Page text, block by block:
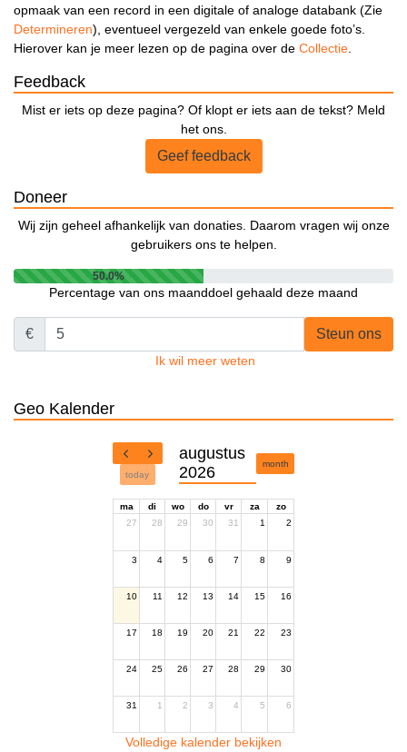
opmaak van een record in een digitale of analoge databank (Zie
Determineren), eventueel vergezeld van enkele goede foto’s.
Hierover kan je meer lezen op de pagina over de Collectie.
Feedback
Mist er iets op deze pagina? Of klopt er iets aan de tekst? Meld
het ons.
Geef feedback
Doneer
Wij zijn geheel afhankelijk van donaties. Daarom vragen wij onze
gebruikers ons te helpen.
50.0%
Percentage van ons maanddoel gehaald deze maand
€ Steun ons
Ik wil meer weten
Geo Kalender
today
augustus
2026
month
ma di wo do vr za
zo
27
28 29 30 31 1 2
3 4 5 6 7 8 9
10 11 12 13 14 15 16
17 18 19 20 21 22 23
24 25 26 27 28 29 30
31 1 2 3 4 5 6
Volledige kalender bekijken